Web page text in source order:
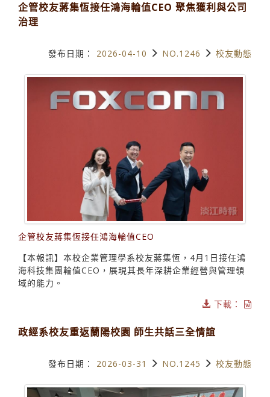
企管校友蔣集恆接任鴻海輪值CEO 聚焦獲利與公司
治理
發布日期： 2026-04-10 NO.1246 校友動態
企管校友蔣集恆接任鴻海輪值CEO
【本報訊】本校企業管理學系校友蔣集恆，4月1日接任鴻
海科技集團輪值CEO，展現其長年深耕企業經營與管理領
域的能力。
下載：
政經系校友重返蘭陽校園 師生共話三全情誼
發布日期： 2026-03-31 NO.1245 校友動態